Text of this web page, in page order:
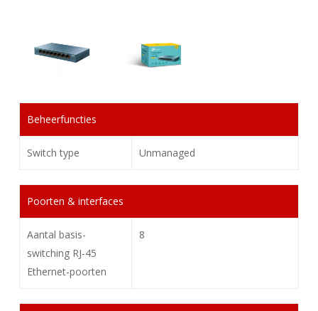
Beheerfuncties
Switch type Unmanaged
Poorten & interfaces
Aantal basis-
switching RJ-45
Ethernet-poorten
8